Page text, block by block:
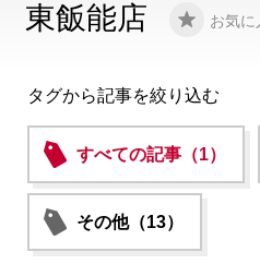
東飯能店 お気に
タグから記事を絞り込む
すべての記事（1）
その他（13）